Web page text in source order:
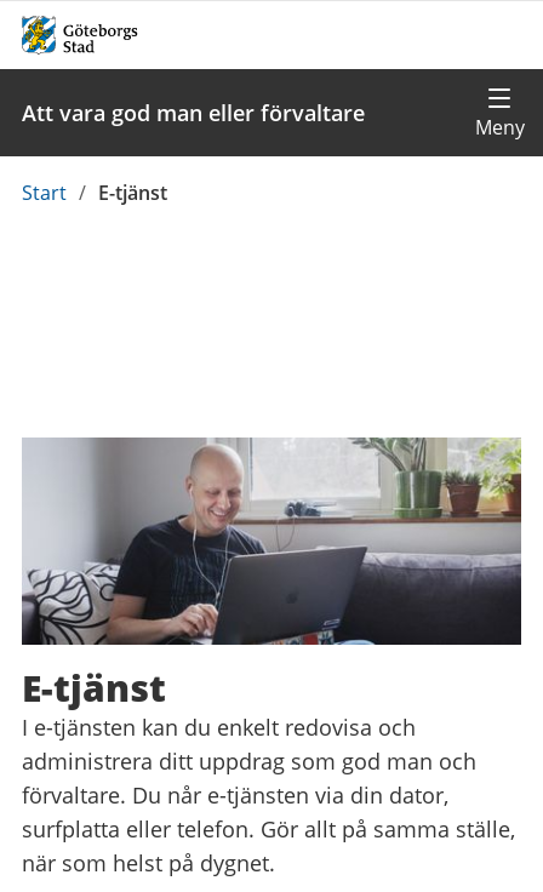
Att vara god man eller förvaltare
Du
Start / E-tjänst
E-tjänst
I e-tjänsten kan du enkelt redovisa och
administrera ditt uppdrag som god man och
förvaltare. Du når e-tjänsten via din dator,
surfplatta eller telefon. Gör allt på samma ställe,
när som helst på dygnet.